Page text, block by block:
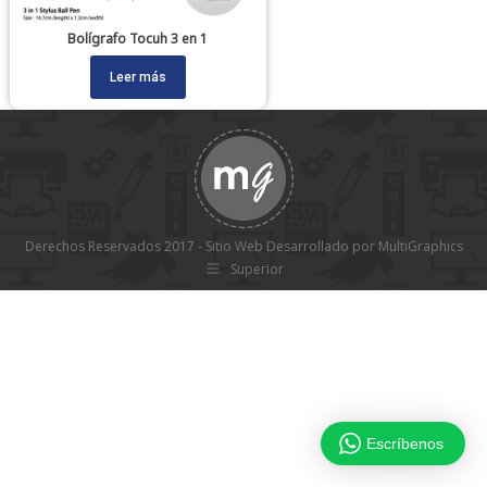
Bolígrafo Tocuh 3 en 1
Leer más
Derechos Reservados 2017 - Sitio Web Desarrollado por MultiGraphics
Superior
Escríbenos